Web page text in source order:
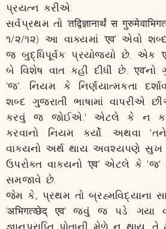
પ્રયત્ન કરીએ.
સર્વપ્રથમ તો ‘तद्विज्ञानार्थं स
૧/૨/૧૨) આ વાક્યમાં ‘एव’ એવો
જ બુદ્ધિપૂર્વક પ્રયોજ્યો છે. એક
બે વિશેષ વાત કહી દીધી છે.
'જ'. નિયમ કે નિર્ણયાત્મકતા
શબ્દ ગુજરાતી ભાષામાં
કરવું જ જોઈએ.' એટલે કે ન
કરવાનો નિયમ કર્યો.
વાક્યનો અર્થ થાય અવશ્યપણે
ઉપરોક્ત વાક્યનો ‘एव’ એટલે કે 'જ'
સમજાવે છે.
જેમ કે, પ્રથમ તો બ્રહ્મવિદ્યાના
‘अभिगत्व्छेद् एव’ જવું જ પડે.